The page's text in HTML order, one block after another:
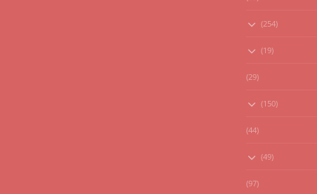
(254)
(19)
(29)
(150)
(44)
(49)
(97)